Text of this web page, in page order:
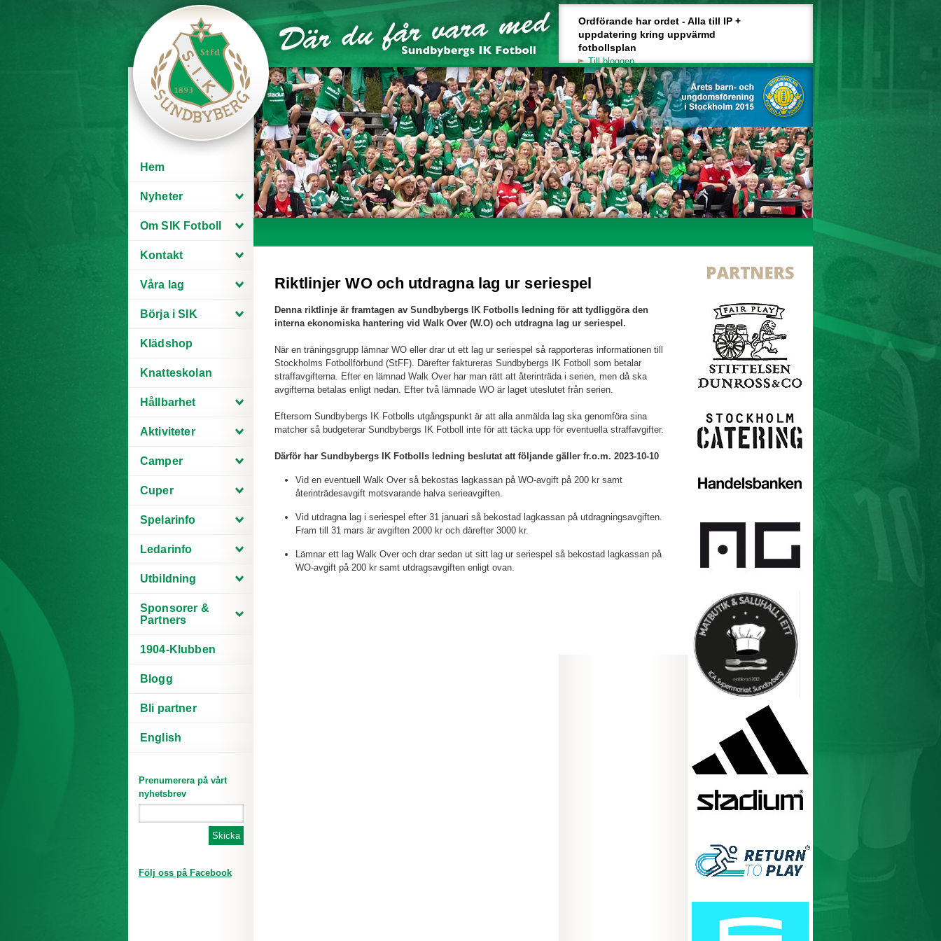
Ordförande har ordet - Alla till IP +
uppdatering kring uppvärmd
fotbollsplan
Till bloggen
Hem
Nyheter
Om SIK Fotboll
Kontakt
Våra lag
Börja i SIK
Klädshop
Knatteskolan
Hållbarhet
Aktiviteter
Camper
Cuper
Spelarinfo
Ledarinfo
Utbildning
Sponsorer &
Partners
1904-Klubben
Blogg
Bli partner
English
Prenumerera på vårt
nyhetsbrev
Följ oss på Facebook
Riktlinjer WO och utdragna lag ur seriespel
Denna riktlinje är framtagen av Sundbybergs IK Fotbolls ledning för att tydliggöra den
interna ekonomiska hantering vid Walk Over (W.O) och utdragna lag ur seriespel.
När en träningsgrupp lämnar WO eller drar ut ett lag ur seriespel så rapporteras informationen till
Stockholms Fotbollförbund (StFF). Därefter faktureras Sundbybergs IK Fotboll som betalar
straffavgifterna. Efter en lämnad Walk Over har man rätt att återinträda i serien, men då ska
avgifterna betalas enligt nedan. Efter två lämnade WO är laget uteslutet från serien.
Eftersom Sundbybergs IK Fotbolls utgångspunkt är att alla anmälda lag ska genomföra sina
matcher så budgeterar Sundbybergs IK Fotboll inte för att täcka upp för eventuella straffavgifter.
Därför har Sundbybergs IK Fotbolls ledning beslutat att följande gäller fr.o.m. 2023-10-10
Vid en eventuell Walk Over så bekostas lagkassan på WO-avgift på 200 kr samt
återinträdesavgift motsvarande halva serieavgiften.
Vid utdragna lag i seriespel efter 31 januari så bekostad lagkassan på utdragningsavgiften.
Fram till 31 mars är avgiften 2000 kr och därefter 3000 kr.
Lämnar ett lag Walk Over och drar sedan ut sitt lag ur seriespel så bekostad lagkassan på
WO-avgift på 200 kr samt utdragsavgiften enligt ovan.